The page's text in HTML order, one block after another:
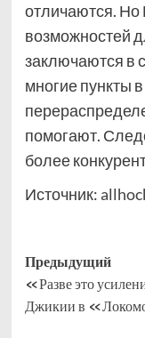
отличаются. Но
возможностей
заключаются в
многие пункты
помогают.
более
Источник:
Навигация
записи
Предыдущий
«Разве это
Джикии в